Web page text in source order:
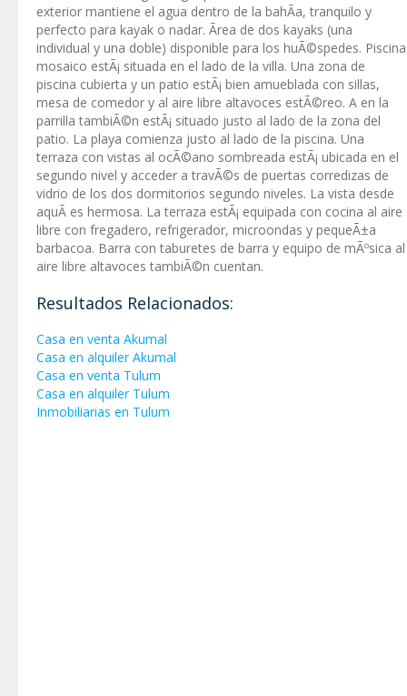
exterior mantiene el agua dentro de la bahÃ­a, tranquilo y
perfecto para kayak o nadar. Ãrea de dos kayaks (una
individual y una doble) disponible para los huÃ©spedes. Piscina
mosaico estÃ¡ situada en el lado de la villa. Una zona de
piscina cubierta y un patio estÃ¡ bien amueblada con sillas,
mesa de comedor y al aire libre altavoces estÃ©reo. A en la
parrilla tambiÃ©n estÃ¡ situado justo al lado de la zona del
patio. La playa comienza justo al lado de la piscina. Una
terraza con vistas al ocÃ©ano sombreada estÃ¡ ubicada en el
segundo nivel y acceder a travÃ©s de puertas corredizas de
vidrio de los dos dormitorios segundo niveles. La vista desde
aquÃ­ es hermosa. La terraza estÃ¡ equipada con cocina al aire
libre con fregadero, refrigerador, microondas y pequeÃ±a
barbacoa. Barra con taburetes de barra y equipo de mÃºsica al
aire libre altavoces tambiÃ©n cuentan.
Resultados Relacionados:
Casa en venta Akumal
Casa en alquiler Akumal
Casa en venta Tulum
Casa en alquiler Tulum
Inmobiliarias en Tulum